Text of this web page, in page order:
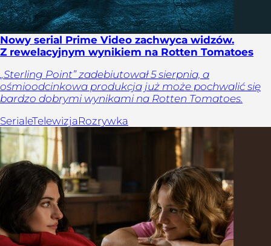
Nowy serial Prime Video zachwyca widzów.
Z rewelacyjnym wynikiem na Rotten Tomatoes
„Sterling Point” zadebiutował 5 sierpnia, a
ośmioodcinkowa produkcja już może pochwalić się
bardzo dobrymi wynikami na Rotten Tomatoes.
SerialeTelewizjaRozrywka